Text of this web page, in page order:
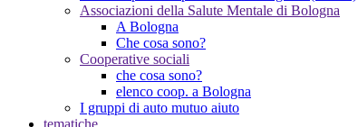
Associazioni della Salute Mentale di Bologna
A Bologna
Che cosa sono?
Cooperative sociali
che cosa sono?
elenco coop. a Bologna
I gruppi di auto mutuo aiuto
tematiche